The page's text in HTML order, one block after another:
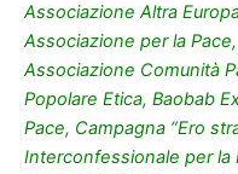
Associazione Altra
Associazione per la
Associazione Comunità
Popolare Etica, Baobab
Pace, Campagna “Ero
Interconfessionale per la